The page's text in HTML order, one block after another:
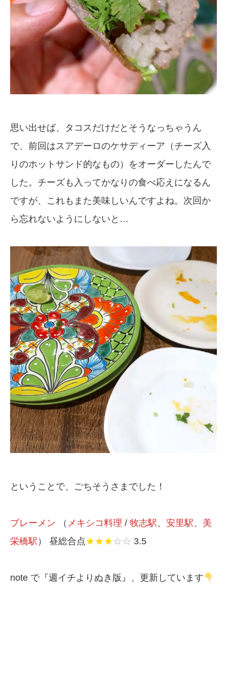
思い出せば、タコスだけだとそうなっちゃうん
で、前回はスアデーロのケサディーア（チーズ入
りのホットサンド的なもの）をオーダーしたんで
した。チーズも入ってかなりの食べ応えになるん
ですが、これもまた美味しいんですよね。次回か
ら忘れないようにしないと…
ということで、ごちそうさまでした！
ブレーメン （ メキシコ料理 / 牧志駅 、 安里駅 、 美
栄橋駅 ） 昼総合点★★★☆☆ 3.5
note で『週イチよりぬき版』、更新しています